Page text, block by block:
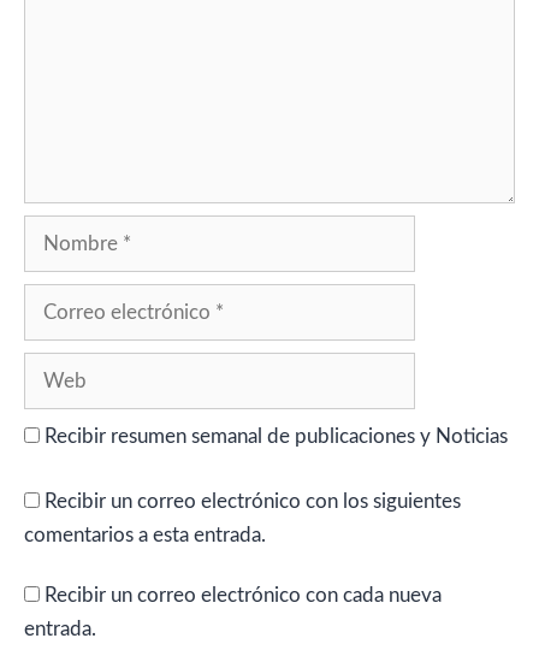
Nombre
Correo
Web
Recibir resumen semanal de publicaciones y Noticias
Recibir un correo electrónico con los siguientes
comentarios a esta entrada.
Recibir un correo electrónico con cada nueva
entrada.